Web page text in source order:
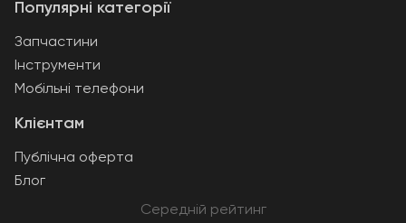
Клієнтам
Публічна оферта
Блог
Середній рейтинг
Популярні категорії
Запчастини
Інструменти
Мобільні телефони